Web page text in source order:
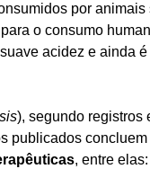
por
o consumo
acidez e ainda
), segundo registros
publicados
, entre elas: